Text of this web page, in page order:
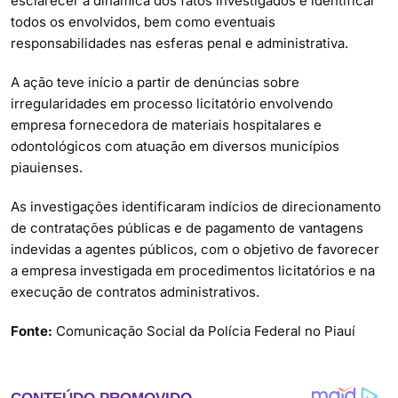
todos os envolvidos, bem como eventuais
responsabilidades nas esferas penal e administrativa.
A ação teve início a partir de denúncias sobre
irregularidades em processo licitatório envolvendo
empresa fornecedora de materiais hospitalares e
odontológicos com atuação em diversos municípios
piauienses.
As investigações identificaram indícios de direcionamento
de contratações públicas e de pagamento de vantagens
indevidas a agentes públicos, com o objetivo de favorecer
a empresa investigada em procedimentos licitatórios e na
execução de contratos administrativos.
Fonte: Comunicação Social da Polícia Federal no Piauí